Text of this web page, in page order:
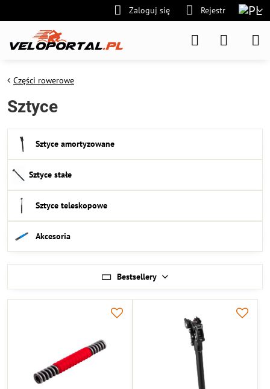
Zaloguj się Rejestr
Części rowerowe
Sztyce
Sztyce amortyzowane
Sztyce stałe
Sztyce teleskopowe
Akcesoria
Bestsellery